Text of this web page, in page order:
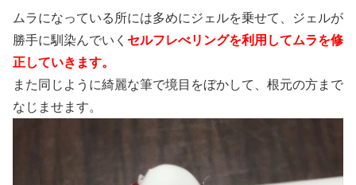
ムラになっている所には多めにジェルを乗せて、ジェルが
勝手に馴染んでいく セルフレべリングを利用してムラを修
正していきます。
また同じように綺麗な筆で境目をぼかして、根元の方まで
なじませます。